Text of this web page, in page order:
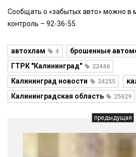
Сообщать о «забытых авто» можно в
контроль – 92-36-55.
автохлам 4 брошенные
ГТРК "Калининград" 22446
Калининград новости 24255
Калининградская область 25629
предыдущая